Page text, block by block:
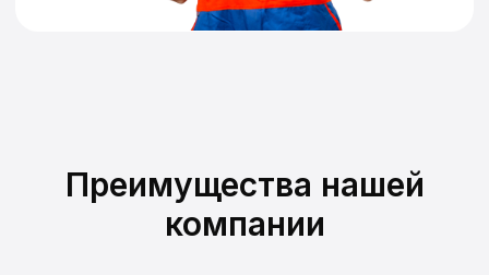
Преимущества нашей
компании